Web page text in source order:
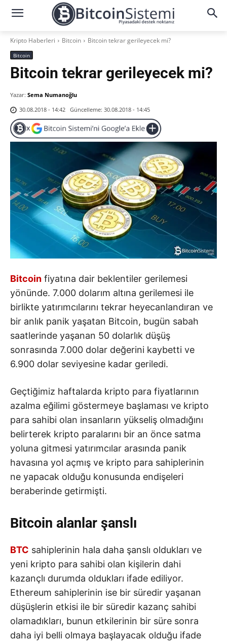
Kripto Haberleri Bitcoin Bitcoin tekrar gerileyecek mi?
Bitcoin
Bitcoin tekrar gerileyecek mi?
Yazar: Sema Numanoğlu
30.08.2018 - 14:42 Güncelleme: 30.08.2018 - 14:45
Bitcoin fiyatına dair beklentiler gerilemesi
yönünde. 7.000 dolarım altına gerilemesi ile
birlikte yatırımcılarını tekrar heyecanlandıran ve
bir anlık panik yaşatan Bitcoin, bugün sabah
saatlerinde yaşanan 50 dolarlık düşüş
sonrasında 7.000 dolar değerini kaybetti ve
6.900 dolar seviyesine kadar geriledi.
Geçtiğimiz haftalarda kripto para fiyatlarının
azalma eğilimi göstermeye başlaması ve kripto
para sahibi olan insanların yükseliş olmadığını
belirterek kripto paralarını bir an önce satma
yoluna gitmesi yatırımcılar arasında panik
havasına yol açmış ve kripto para sahiplerinin
ne yapacak olduğu konusunda endişeleri
beraberinde getirmişti.
Bitcoin alanlar şanslı
BTC sahiplerinin hala daha şanslı oldukları ve
yeni kripto para sahibi olan kişilerin dahi
kazançlı durumda oldukları ifade ediliyor.
Ethereum sahiplerinin ise bir süredir yaşanan
düşüşlerin etkisi ile bir süredir kazanç sahibi
olamadıkları, bunun etkilerinin bir süre sonra
daha iyi belli olmaya başlayacak olduğu ifade